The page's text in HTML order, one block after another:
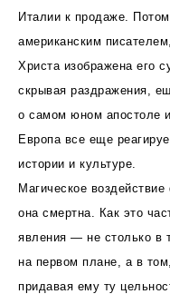
Италии к продаже.
американским
Христа изображена его
скрывая раздражения,
о самом юном апостоле
Европа все еще
истории и культуре.
Магическое
она смертна. Как это
явления — не столько в
на первом плане, а в
придавая ему ту